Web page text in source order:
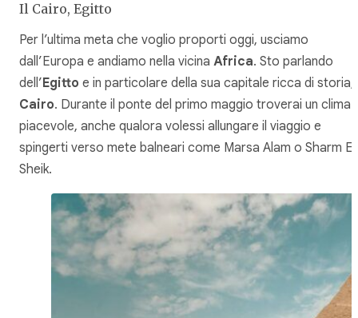
Il Cairo, Egitto
Per l’ultima meta che voglio proporti oggi, usciamo
dall’Europa e andiamo nella vicina Africa. Sto parlando
dell’Egitto e in particolare della sua capitale ricca di storia,
Cairo. Durante il ponte del primo maggio troverai un clima
piacevole, anche qualora volessi allungare il viaggio e
spingerti verso mete balneari come Marsa Alam o Sharm El
Sheik.